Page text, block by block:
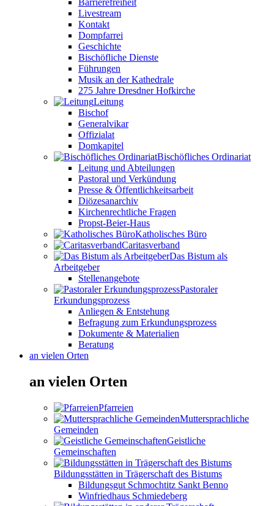
Livestream
Kontakt
Dompfarrei
Geschichte
Bischöfliche Dienste
Führungen
Musik an der Kathedrale
275 Jahre Dresdner Hofkirche
Leitung
Bischof
Generalvikar
Offizialat
Domkapitel
Bischöfliches Ordinariat
Leitung und Abteilungen
Pastoral und Verkündung
Presse & Öffentlichkeitsarbeit
Diözesanarchiv
Kirchenrechtliche Fragen
Propst-Beier-Haus
Katholisches Büro
Caritasverband
Das Bistum als
Arbeitgeber
Stellenangebote
Pastoraler
Erkundungsprozess
Anliegen & Entstehung
Befragung zum Erkundungsprozess
Dokumente & Materialien
Beratung
an vielen Orten
an vielen Orten
Pfarreien
Muttersprachliche
Gemeinden
Geistliche
Gemeinschaften
Bildungsstätten in Trägerschaft des Bistums
Bildungsgut Schmochtitz Sankt Benno
Winfriedhaus Schmiedeberg